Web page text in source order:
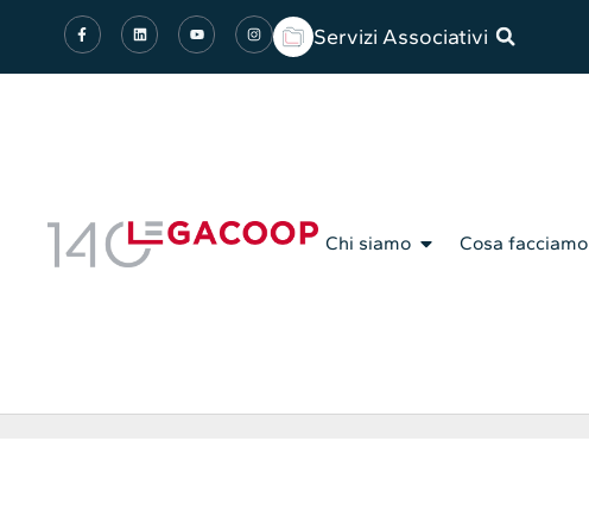
Servizi Associativi
Chi siamo Cosa facciamo